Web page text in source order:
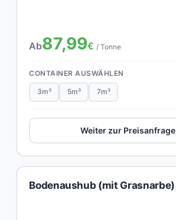
Ab87,99€ / Tonne
CONTAINER AUSWÄHLEN
3m³ 5m³ 7m³
Weiter zur Preisanfrage
Bodenaushub (mit Grasnarbe)